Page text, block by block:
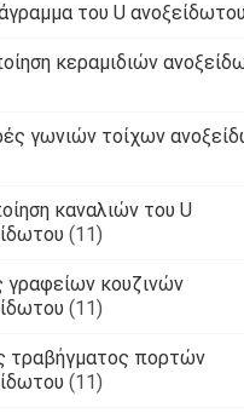
του U ανοξείδωτου
κεραμιδιών
γωνιών τοίχων
καναλιών του U
(11)
γραφείων κουζινών
(11)
τραβήγματος πορτών
(11)